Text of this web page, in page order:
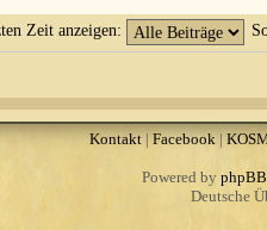
Zeit anzeigen:
Kontakt| Facebook |
Powered by phpBB
Deutsche